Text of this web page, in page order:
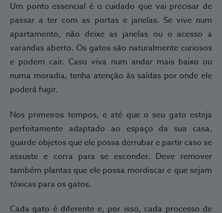
Um ponto essencial é o cuidado que vai precisar de
passar a ter com as portas e janelas. Se vive num
apartamento, não deixe as janelas ou o acesso a
varandas aberto. Os gatos são naturalmente curiosos
e podem cair. Caso viva num andar mais baixo ou
numa moradia, tenha atenção às saídas por onde ele
poderá fugir.
Nos primeiros tempos, e até que o seu gato esteja
perfeitamente adaptado ao espaço da sua casa,
guarde objetos que ele possa derrubar e partir caso se
assuste e corra para se esconder. Deve remover
também plantas que ele possa mordiscar e que sejam
tóxicas para os gatos.
Cada gato é diferente e, por isso, cada processo de